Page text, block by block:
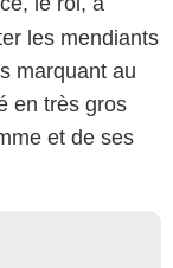
les mendiants
marquant au
en très gros
et de ses